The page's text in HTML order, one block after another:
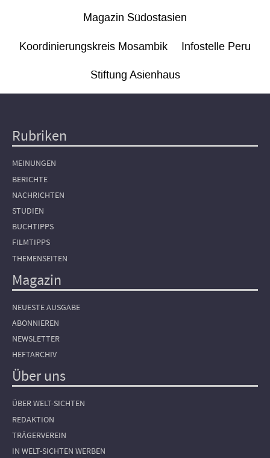
Magazin Südostasien
Koordinierungskreis Mosambik Infostelle Peru
Stiftung Asienhaus
Hauptnavigation
Rubriken
MEINUNGEN
BERICHTE
NACHRICHTEN
STUDIEN
BUCHTIPPS
FILMTIPPS
THEMENSEITEN
Magazin
NEUESTE AUSGABE
ABONNIEREN
NEWSLETTER
HEFTARCHIV
Über uns
ÜBER WELT-SICHTEN
REDAKTION
TRÄGERVEREIN
IN WELT-SICHTEN WERBEN